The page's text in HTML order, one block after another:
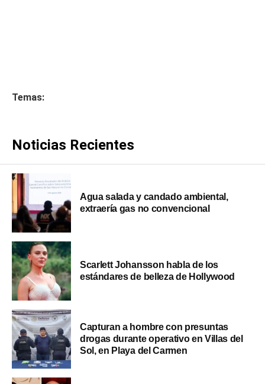
Temas:
Noticias Recientes
Agua salada y candado ambiental,
extraería gas no convencional
Scarlett Johansson habla de los
estándares de belleza de Hollywood
Capturan a hombre con presuntas
drogas durante operativo en Villas del
Sol, en Playa del Carmen